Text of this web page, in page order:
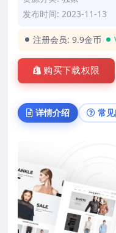
发布时间: 2023-11-13
注册会员: 9.9金币
购买下载权限
详情介绍 常